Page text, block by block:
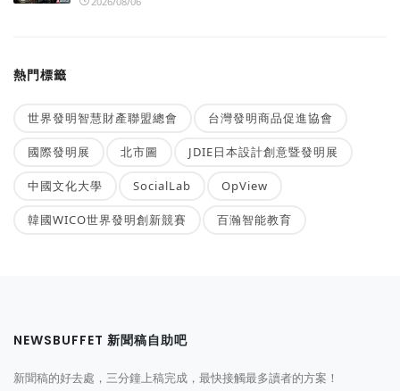
熱門標籤
世界發明智慧財產聯盟總會 台灣發明商品促進協會
國際發明展 北市圖 JDIE日本設計創意暨發明展
中國文化大學 SocialLab OpView
韓國WICO世界發明創新競賽 百瀚智能教育
NEWSBUFFET 新聞稿自助吧
新聞稿的好去處，三分鐘上稿完成，最快接觸最多讀者的方案！